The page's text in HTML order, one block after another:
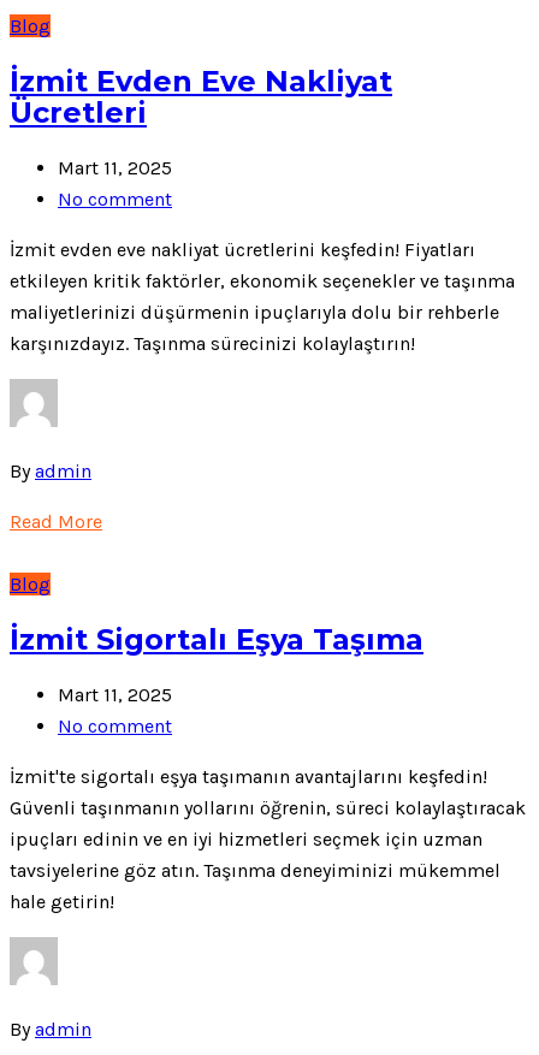
Blog
İzmit Evden Eve Nakliyat
Ücretleri
Mart 11, 2025
No comment
İzmit evden eve nakliyat ücretlerini keşfedin! Fiyatları
etkileyen kritik faktörler, ekonomik seçenekler ve taşınma
maliyetlerinizi düşürmenin ipuçlarıyla dolu bir rehberle
karşınızdayız. Taşınma sürecinizi kolaylaştırın!
Byadmin
Read More
Blog
İzmit Sigortalı Eşya Taşıma
Mart 11, 2025
No comment
İzmit'te sigortalı eşya taşımanın avantajlarını keşfedin!
Güvenli taşınmanın yollarını öğrenin, süreci kolaylaştıracak
ipuçları edinin ve en iyi hizmetleri seçmek için uzman
tavsiyelerine göz atın. Taşınma deneyiminizi mükemmel
hale getirin!
Byadmin